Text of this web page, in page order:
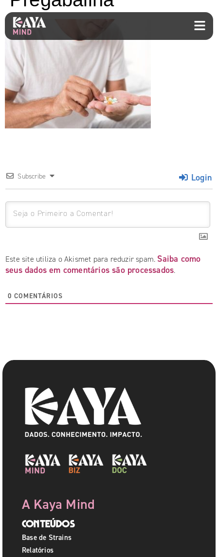
Subscribe Login
Este site utiliza o Akismet para reduzir spam. Saiba como
seus dados em comentários são processados.
0 COMENTÁRIOS
A Kaya Mind
Conteúdos
Base de Strains
Relatórios